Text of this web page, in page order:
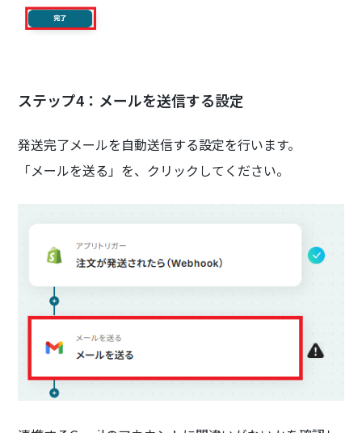
ステップ4：メールを送信する設定
発送完了メールを自動送信する設定を行います。
「メールを送る」を、クリックしてください。